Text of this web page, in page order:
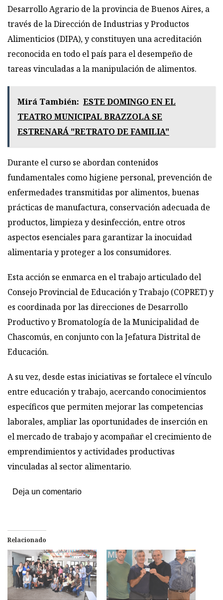
Desarrollo Agrario de la provincia de Buenos Aires, a
través de la Dirección de Industrias y Productos
Alimenticios (DIPA), y constituyen una acreditación
reconocida en todo el país para el desempeño de
tareas vinculadas a la manipulación de alimentos.
Mirá También: ESTE DOMINGO EN EL
TEATRO MUNICIPAL BRAZZOLA SE
ESTRENARÁ "RETRATO DE FAMILIA"
Durante el curso se abordan contenidos
fundamentales como higiene personal, prevención de
enfermedades transmitidas por alimentos, buenas
prácticas de manufactura, conservación adecuada de
productos, limpieza y desinfección, entre otros
aspectos esenciales para garantizar la inocuidad
alimentaria y proteger a los consumidores.
Esta acción se enmarca en el trabajo articulado del
Consejo Provincial de Educación y Trabajo (COPRET) y
es coordinada por las direcciones de Desarrollo
Productivo y Bromatología de la Municipalidad de
Chascomús, en conjunto con la Jefatura Distrital de
Educación.
A su vez, desde estas iniciativas se fortalece el vínculo
entre educación y trabajo, acercando conocimientos
específicos que permiten mejorar las competencias
laborales, ampliar las oportunidades de inserción en
el mercado de trabajo y acompañar el crecimiento de
emprendimientos y actividades productivas
vinculadas al sector alimentario.
Deja un comentario
Relacionado